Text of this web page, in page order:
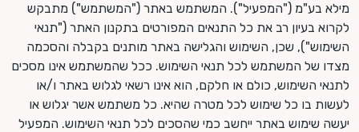
מילא בע"מ ("המפעיל"). המשתמש באתר ("המשתמש") מתבקש
לקרוא בעיון רב את כל התנאים המפורטים בתקנון האתר ("תנאי
השימוש"), שכן, השימוש והגלישה באתר מותנים בקבלה והסכמה
מצדו של המשתמש לכל תנאי השימוש. ככל שהמשתמש אינו מסכים
לתנאי השימוש, כולם או חלקם, הוא אינו רשאי לגלוש באתר ו/או
לעשות בו כל שימוש לכל מטרה שהיא. כל משתמש אשר יגלוש או
יעשה שימוש באתר ייחשב כמי שהסכים לכל תנאי השימוש. המפעיל